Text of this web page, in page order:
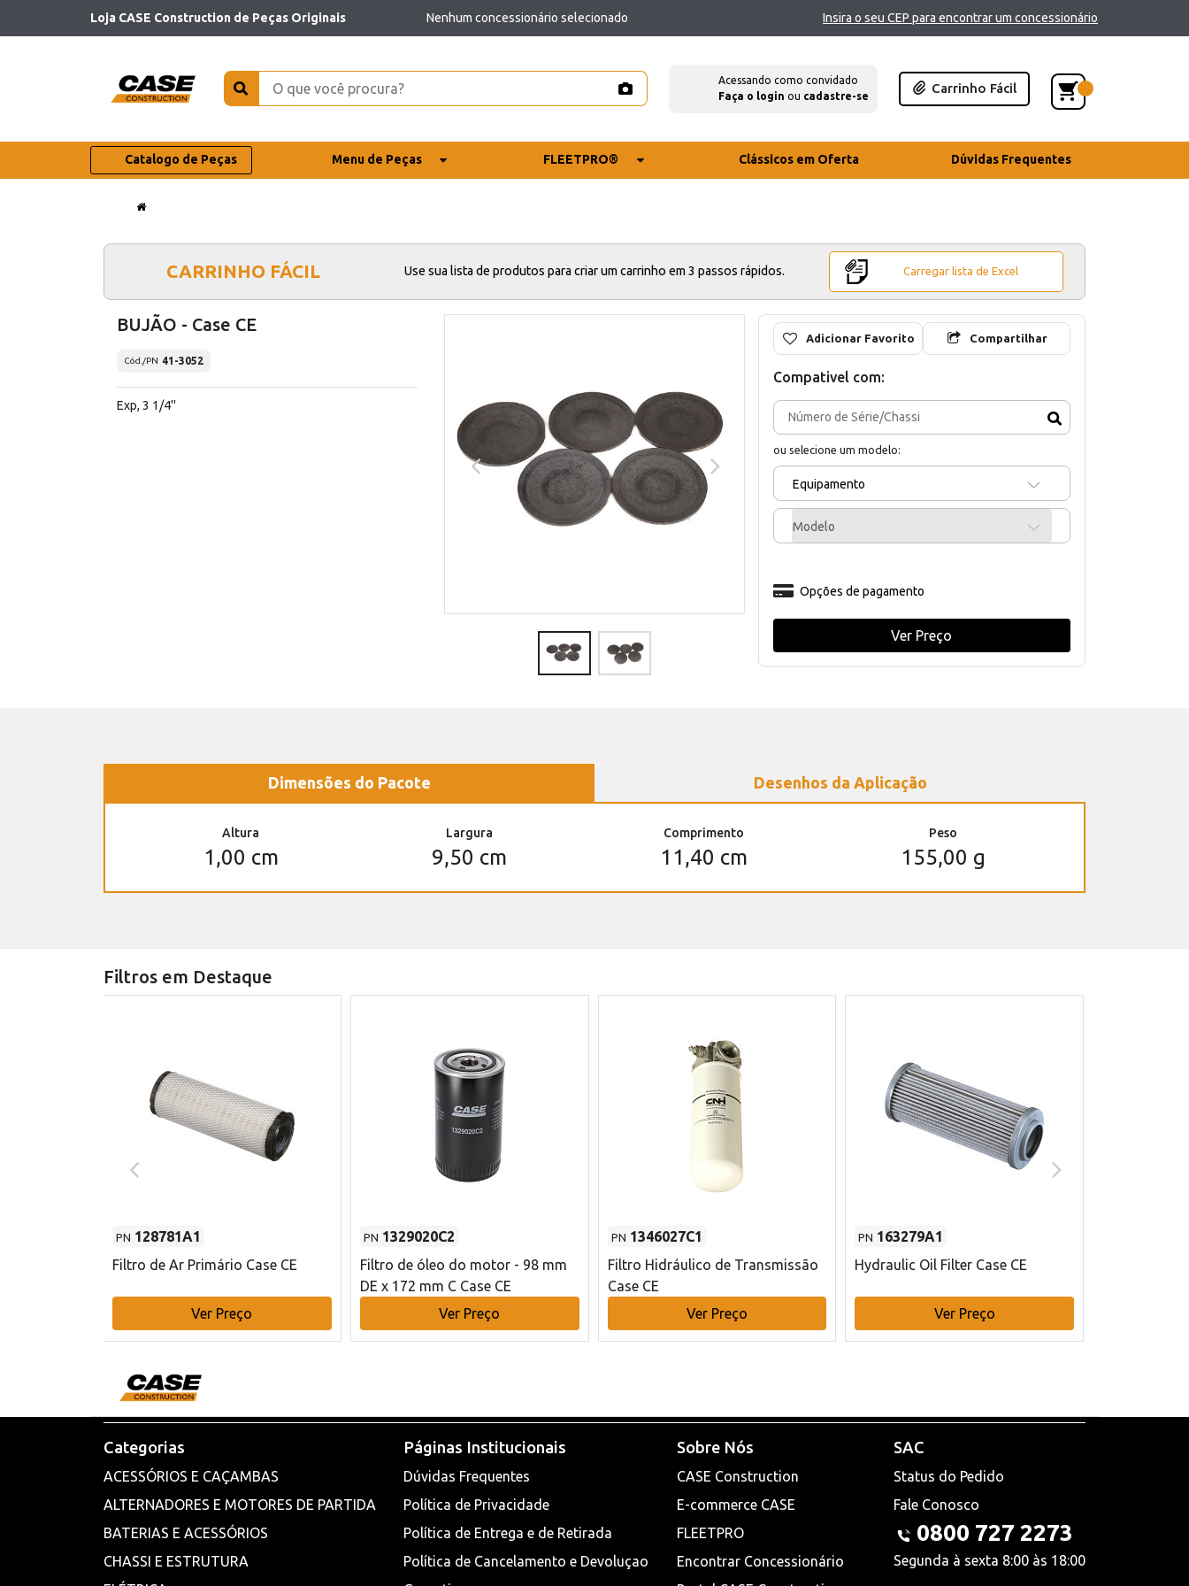
Loja CASE Construction de Peças Originais Nenhum concessionário selecionado Insira o seu CEP para encontrar um concessionário
Acessando como convidado
Faça o login ou cadastre-se
Carrinho Fácil
Catalogo de Peças Menu de Peças FLEETPRO® Clássicos em Oferta Dúvidas Frequentes
CARRINHO FÁCIL Use sua lista de produtos para criar um carrinho em 3 passos rápidos. Carregar lista de Excel
BUJÃO - Case CE
Cód./PN 41-3052
Exp, 3 1/4''
Adicionar Favorito Compartilhar
Compativel com:
ou selecione um modelo:
Equipamento
Modelo
Opções de pagamento
Ver Preço
Dimensões do Pacote Desenhos da Aplicação
Altura
1,00 cm
Largura
9,50 cm
Comprimento
11,40 cm
Peso
155,00 g
Filtros em Destaque
PN 128781A1
Filtro de Ar Primário Case CE
Ver Preço
PN 1329020C2
Filtro de óleo do motor - 98 mm
DE x 172 mm C Case CE
Ver Preço
PN 1346027C1
Filtro Hidráulico de Transmissão
Case CE
Ver Preço
PN 163279A1
Hydraulic Oil Filter Case CE
Ver Preço
Categorias
ACESSÓRIOS E CAÇAMBAS
ALTERNADORES E MOTORES DE PARTIDA
BATERIAS E ACESSÓRIOS
CHASSI E ESTRUTURA
Páginas Institucionais
Dúvidas Frequentes
Política de Privacidade
Política de Entrega e de Retirada
Política de Cancelamento e Devoluçao
Sobre Nós
CASE Construction
E-commerce CASE
FLEETPRO
Encontrar Concessionário
SAC
Status do Pedido
Fale Conosco
0800 727 2273
Segunda à sexta 8:00 às 18:00